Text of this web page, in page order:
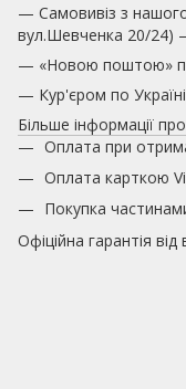
— Самовивіз з
вул.Шевченка 20/24)
— «Новою поштою»
— Кур'єром по
Більше інформації
Оплата при
Оплата карткою
Покупка
Офіційна гарантія